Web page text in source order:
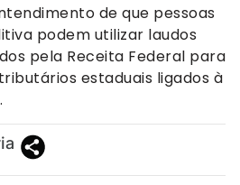
de que pessoas
podem utilizar laudos
pela Receita Federal para
estaduais ligados à